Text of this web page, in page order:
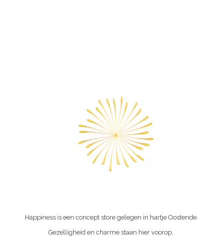
Happiness is een concept store gelegen in hartje Oostende.
Gezelligheid en charme staan hier voorop.